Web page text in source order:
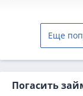
Еще
Погасить